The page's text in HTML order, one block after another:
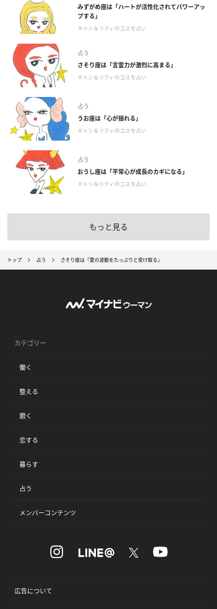
みずがめ座は「ハートが活性化されてパワーアッ
プする」
＃トシ＆リティのコスモ占い
占う
さそり座は「言霊力が激烈に高まる」
＃トシ＆リティのコスモ占い
占う
うお座は「心が揺れる」
＃トシ＆リティのコスモ占い
占う
おうし座は「平常心が成長のカギになる」
＃トシ＆リティのコスモ占い
もっと見る
トップ 占う さそり座は「愛の波動をたっぷりと受け取る」
カテゴリー
働く
整える
磨く
恋する
暮らす
占う
メンバーコンテンツ
広告について